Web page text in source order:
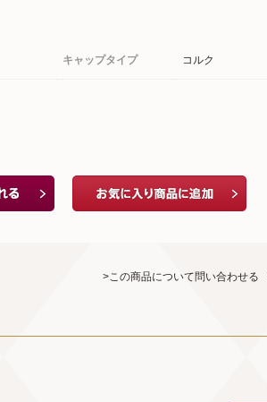
キャップタイプ コルク
>この商品について問い合わせる